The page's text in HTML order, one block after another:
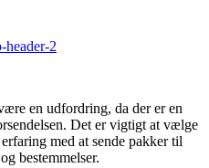
en udfordring, da der er en
Det er vigtigt at vælge
med at sende pakker til
bestemmelser.